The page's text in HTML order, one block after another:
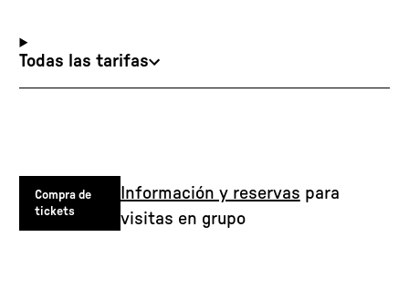
Todas las tarifas
Compra de
tickets
Información y reservas para
visitas en grupo